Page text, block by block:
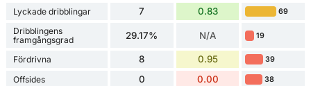
Lyckade dribblingar 7 0.83 69
Dribblingens
framgångsgrad
29.17% N/A 19
Fördrivna 8 0.95 39
Offsides 0 0.00 38